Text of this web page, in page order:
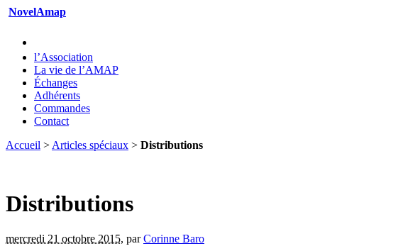
NovelAmap
l’Association
La vie de l’AMAP
Échanges
Adhérents
Commandes
Contact
Accueil > Articles spéciaux > Distributions
Distributions
mercredi 21 octobre 2015, parCorinne Baro